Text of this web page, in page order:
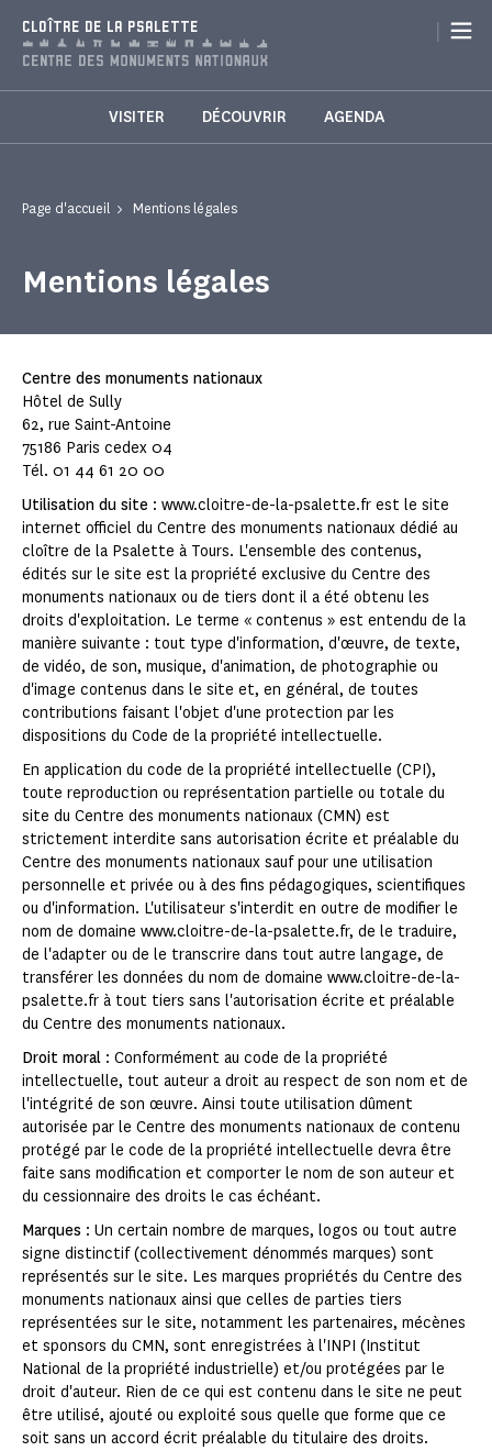
CLOÎTRE DE LA PSALETTE |
VISITER DÉCOUVRIR AGENDA
Page d'accueil Mentions légales
Mentions légales
Centre des monuments nationaux
Hôtel de Sully
62, rue Saint-Antoine
75186 Paris cedex 04
Tél. 01 44 61 20 00
Utilisation du site : www.cloitre-de-la-psalette.fr est le site
internet officiel du Centre des monuments nationaux dédié au
cloître de la Psalette à Tours. L'ensemble des contenus,
édités sur le site est la propriété exclusive du Centre des
monuments nationaux ou de tiers dont il a été obtenu les
droits d'exploitation. Le terme « contenus » est entendu de la
manière suivante : tout type d'information, d'œuvre, de texte,
de vidéo, de son, musique, d'animation, de photographie ou
d'image contenus dans le site et, en général, de toutes
contributions faisant l'objet d'une protection par les
dispositions du Code de la propriété intellectuelle.
En application du code de la propriété intellectuelle (CPI),
toute reproduction ou représentation partielle ou totale du
site du Centre des monuments nationaux (CMN) est
strictement interdite sans autorisation écrite et préalable du
Centre des monuments nationaux sauf pour une utilisation
personnelle et privée ou à des fins pédagogiques, scientifiques
ou d'information. L'utilisateur s'interdit en outre de modifier le
nom de domaine www.cloitre-de-la-psalette.fr, de le traduire,
de l'adapter ou de le transcrire dans tout autre langage, de
transférer les données du nom de domaine www.cloitre-de-la-
psalette.fr à tout tiers sans l'autorisation écrite et préalable
du Centre des monuments nationaux.
Droit moral : Conformément au code de la propriété
intellectuelle, tout auteur a droit au respect de son nom et de
l'intégrité de son œuvre. Ainsi toute utilisation dûment
autorisée par le Centre des monuments nationaux de contenu
protégé par le code de la propriété intellectuelle devra être
faite sans modification et comporter le nom de son auteur et
du cessionnaire des droits le cas échéant.
Marques : Un certain nombre de marques, logos ou tout autre
signe distinctif (collectivement dénommés marques) sont
représentés sur le site. Les marques propriétés du Centre des
monuments nationaux ainsi que celles de parties tiers
représentées sur le site, notamment les partenaires, mécènes
et sponsors du CMN, sont enregistrées à l'INPI (Institut
National de la propriété industrielle) et/ou protégées par le
droit d'auteur. Rien de ce qui est contenu dans le site ne peut
être utilisé, ajouté ou exploité sous quelle que forme que ce
soit sans un accord écrit préalable du titulaire des droits.